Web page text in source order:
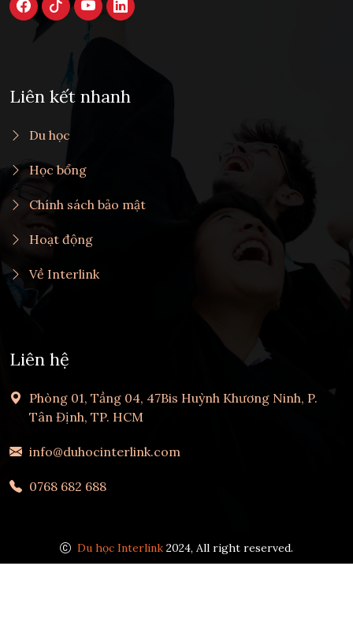
Liên kết nhanh
Du học
Học bổng
Chính sách bảo mật
Hoạt động
Về Interlink
Liên hệ
Phòng 01, Tầng 04, 47Bis Huỳnh Khương Ninh, P.
Tân Định, TP. HCM
info@duhocinterlink.com
0768 682 688
Du học Interlink 2024, All right reserved.